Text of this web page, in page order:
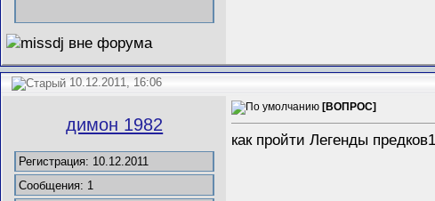
10.12.2011, 16:06
димон 1982
Регистрация: 10.12.2011
Сообщения: 1
[ВОПРОС]
как пройти Легенды